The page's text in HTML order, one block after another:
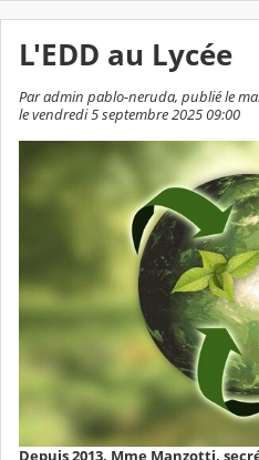
L'EDD au Lycée
Par admin pablo-neruda, publié le
le vendredi 5 septembre 2025 09:00
Depuis 2013, Mme Manzotti,